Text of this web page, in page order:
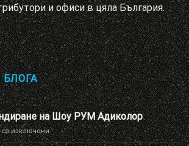
и офиси в цяла България.
на Шоу РУМ Адиколор
са изключениза
Ново